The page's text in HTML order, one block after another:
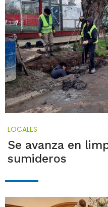
LOCALES
Se avanza en
sumideros